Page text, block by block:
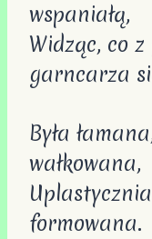
wspaniałą,
Widząc, co
garncarza
Była
wałkowana,
formowana.